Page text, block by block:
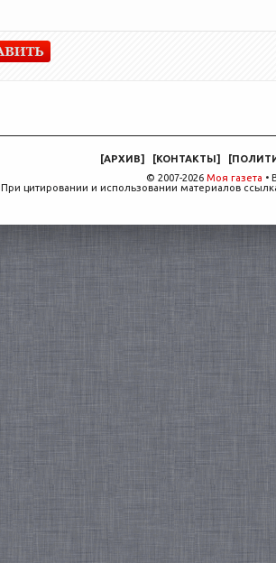
[АРХИВ] [КОНТАКТЫ] [
© 2007-2026 Моя газета •
При цитировании и использовании материалов